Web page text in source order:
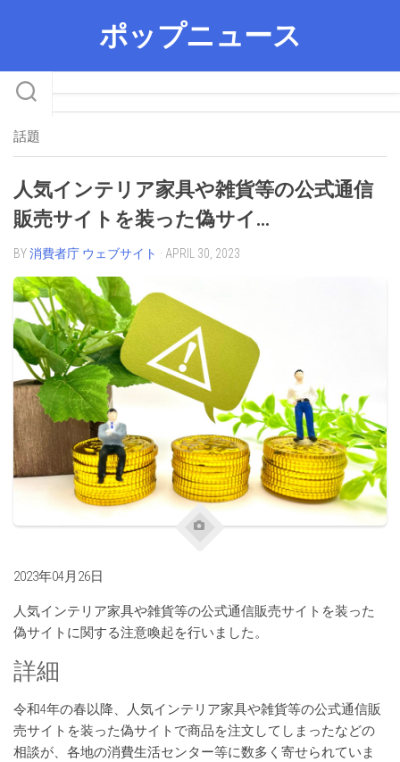
ポップニュース
話題
人気インテリア家具や雑貨等の公式通信
販売サイトを装った偽サイ…
BY消費者庁 ウェブサイト · APRIL 30, 2023
2023年04月26日
人気インテリア家具や雑貨等の公式通信販売サイトを装った
偽サイトに関する注意喚起を行いました。
詳細
令和4年の春以降、人気インテリア家具や雑貨等の公式通信販
売サイトを装った偽サイトで商品を注文してしまったなどの
相談が、各地の消費生活センター等に数多く寄せられていま